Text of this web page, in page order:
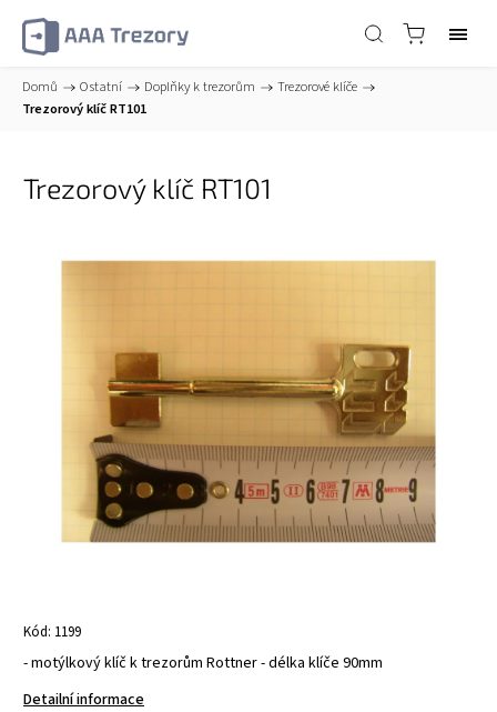
Domů / Ostatní / Doplňky k trezorům / Trezorové klíče /
Trezorový klíč RT101
Trezorový klíč RT101
Kód: 1199
- motýlkový klíč k trezorům Rottner - délka klíče 90mm
Detailní informace